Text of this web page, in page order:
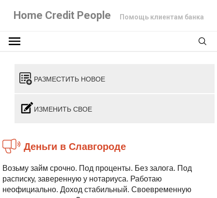
Home Credit People Помощь клиентам банка
РАЗМЕСТИТЬ НОВОЕ
ИЗМЕНИТЬ СВОЕ
Деньги в Славгороде
Возьму займ срочно. Под проценты. Без залога. Под
расписку, заверенную у нотариуса. Работаю
неофициально. Доход стабильный. Своевременную